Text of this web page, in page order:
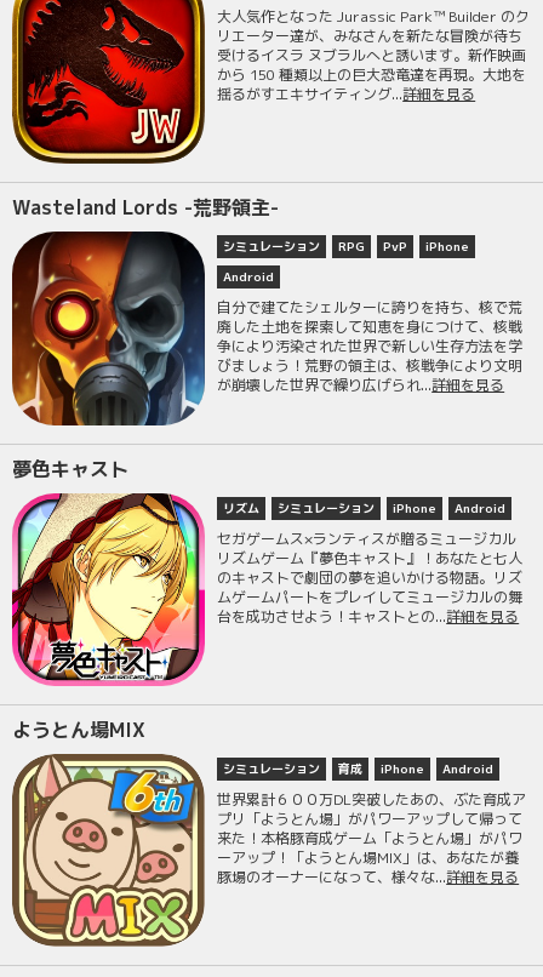
大人気作となった Jurassic Park™ Builder のク
リエーター達が、みなさんを新たな冒険が待ち
受けるイスラ ヌブラルへと誘います。新作映画
から 150 種類以上の巨大恐竜達を再現。大地を
揺るがすエキサイティング...詳細を見る
Wasteland Lords -荒野領主-
シミュレーション RPG PvP
iPhone
Android
自分で建てたシェルターに誇りを持ち、核で荒
廃した土地を探索して知恵を身につけて、核戦
争により汚染された世界で新しい生存方法を学
びましょう！荒野の領主は、核戦争により文明
が崩壊した世界で繰り広げられ...詳細を見る
夢色キャスト
リズム シミュレーション iPhone Android
セガゲームス×ランティスが贈るミュージカル
リズムゲーム『夢色キャスト』！あなたと七人
のキャストで劇団の夢を追いかける物語。リズ
ムゲームパートをプレイしてミュージカルの舞
台を成功させよう！キャストとの...詳細を見る
ようとん場MIX
シミュレーション 育成 iPhone Android
世界累計６００万DL突破したあの、ぶた育成ア
プリ「ようとん場」がパワーアップして帰って
来た！本格豚育成ゲーム「ようとん場」がパワ
ーアップ！「ようとん場MIX」は、あなたが養
豚場のオーナーになって、様々な...詳細を見る